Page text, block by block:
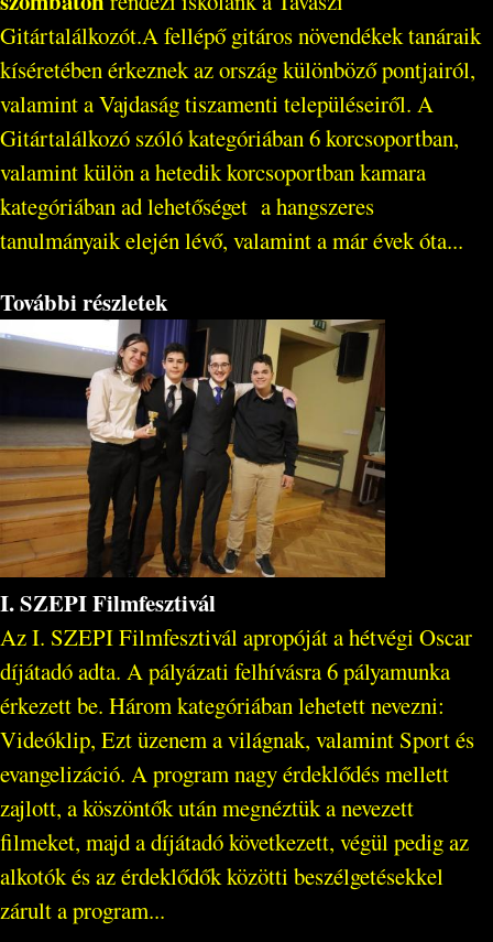
Gitártalálkozót.A fellépő gitáros növendékek tanáraik
kíséretében érkeznek az ország különböző pontjairól,
valamint a Vajdaság tiszamenti településeiről. A
Gitártalálkozó szóló kategóriában 6 korcsoportban,
valamint külön a hetedik korcsoportban kamara
kategóriában ad lehetőséget a hangszeres
tanulmányaik elején lévő, valamint a már évek óta...
További részletek
I. SZEPI Filmfesztivál
Az I. SZEPI Filmfesztivál apropóját a hétvégi Oscar
díjátadó adta. A pályázati felhívásra 6 pályamunka
érkezett be. Három kategóriában lehetett nevezni:
Videóklip, Ezt üzenem a világnak, valamint Sport és
evangelizáció. A program nagy érdeklődés mellett
zajlott, a köszöntők után megnéztük a nevezett
filmeket, majd a díjátadó következett, végül pedig az
alkotók és az érdeklődők közötti beszélgetésekkel
zárult a program...